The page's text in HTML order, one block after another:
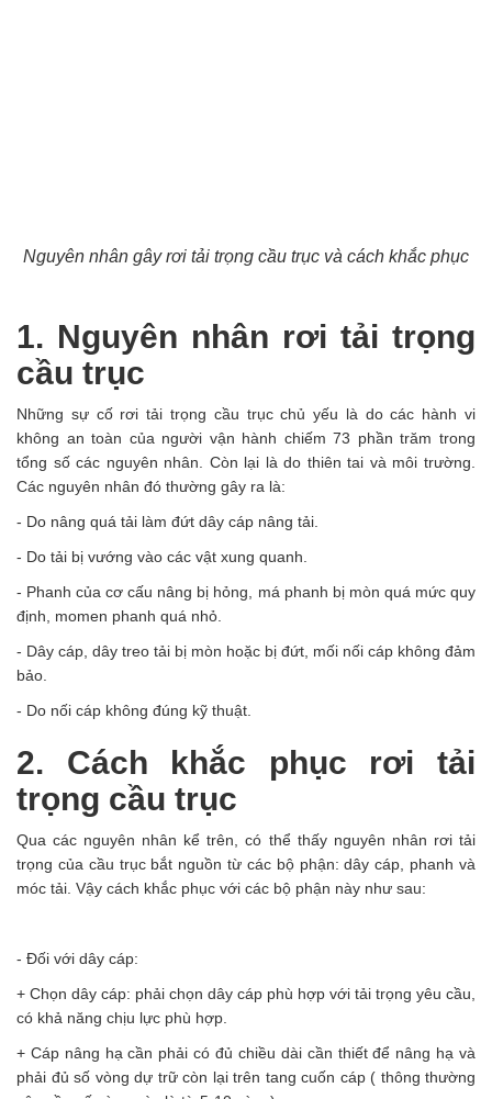
Nguyên nhân gây rơi tải trọng cầu trục và cách khắc phục
1. Nguyên nhân rơi tải trọng
cầu trục
Những sự cố rơi tải trọng cầu trục chủ yếu là do các hành vi
không an toàn của người vận hành chiếm 73 phần trăm trong
tổng số các nguyên nhân. Còn lại là do thiên tai và môi trường.
Các nguyên nhân đó thường gây ra là:
- Do nâng quá tải làm đứt dây cáp nâng tải.
- Do tải bị vướng vào các vật xung quanh.
- Phanh của cơ cấu nâng bị hỏng, má phanh bị mòn quá mức quy
định, momen phanh quá nhỏ.
- Dây cáp, dây treo tải bị mòn hoặc bị đứt, mối nối cáp không đảm
bảo.
- Do nối cáp không đúng kỹ thuật.
2. Cách khắc phục rơi tải
trọng cầu trục
Qua các nguyên nhân kể trên, có thể thấy nguyên nhân rơi tải
trọng của cầu trục bắt nguồn từ các bộ phận: dây cáp, phanh và
móc tải. Vậy cách khắc phục với các bộ phận này như sau:
- Đối với dây cáp:
+ Chọn dây cáp: phải chọn dây cáp phù hợp với tải trọng yêu cầu,
có khả năng chịu lực phù hợp.
+ Cáp nâng hạ cần phải có đủ chiều dài cần thiết để nâng hạ và
phải đủ số vòng dự trữ còn lại trên tang cuốn cáp ( thông thường